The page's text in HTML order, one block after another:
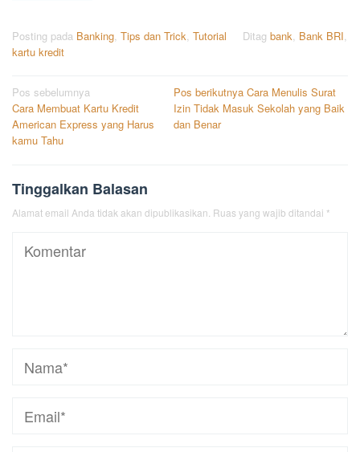
Posting pada Banking Tips dan Trick Tutorial Ditag bank Bank BRI
kartu kredit
Navigasi
pos
Pos sebelumnya
Cara Membuat Kartu Kredit
American Express yang Harus
kamu Tahu
Pos berikutnyaCara Menulis Surat
Izin Tidak Masuk Sekolah yang Baik
dan Benar
Tinggalkan Balasan
Alamat email Anda tidak akan dipublikasikan. Ruas yang wajib ditandai *